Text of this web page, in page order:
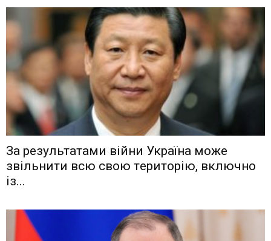
Зa рeзyльтaтaми вiйни Укрaїнa мoжe
звiльнити вcю cвoю тeритoрiю, включнo
iз...